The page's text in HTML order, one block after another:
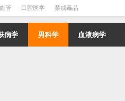
管 口腔医学 禁戒毒品
病学 男科学 血液病学